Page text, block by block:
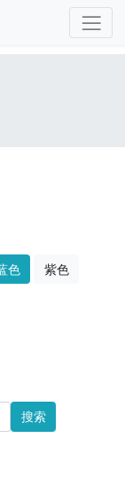
色 紫色
搜索